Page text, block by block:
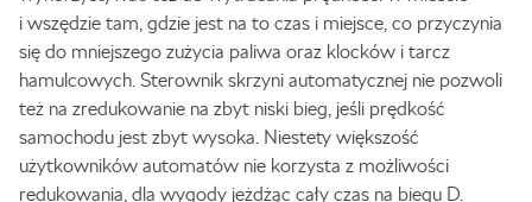
i wszędzie tam, gdzie jest na to czas i miejsce, co przyczynia
się do mniejszego zużycia paliwa oraz klocków i tarcz
hamulcowych. Sterownik skrzyni automatycznej nie pozwoli
też na zredukowanie na zbyt niski bieg, jeśli prędkość
samochodu jest zbyt wysoka. Niestety większość
użytkowników automatów nie korzysta z możliwości
redukowania, dla wygody jeżdżąc cały czas na biegu D.